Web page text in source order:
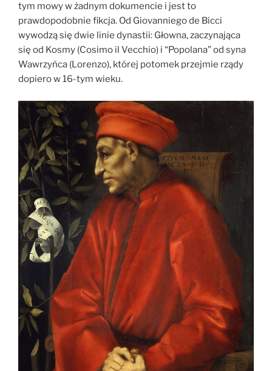
tym mowy w żadnym dokumencie i jest to
prawdopodobnie fikcja. Od Giovanniego de Bicci
wywodzą się dwie linie dynastii: Głowna, zaczynająca
się od Kosmy (Cosimo il Vecchio) i “Popolana” od syna
Wawrzyńca (Lorenzo), której potomek przejmie rządy
dopiero w 16-tym wieku.